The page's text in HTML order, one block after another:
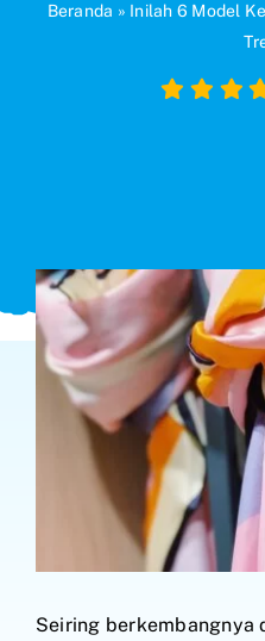
Beranda » Inilah 6 Model
Seiring berkembangnya